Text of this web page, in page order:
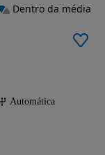
Automática
Dentro da média